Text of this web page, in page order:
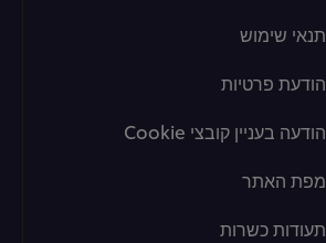
תנאי שימוש
הודעת פרטיות
הודעה בעניין קובצי Cookie
מפת האתר
תעודות כשרות